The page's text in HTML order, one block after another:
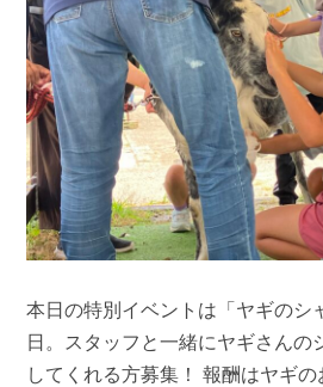
本日の特別イベントは「ヤギのシ
日。スタッフと一緒にヤギさんの
してくれる方募集！ 報酬はヤギ